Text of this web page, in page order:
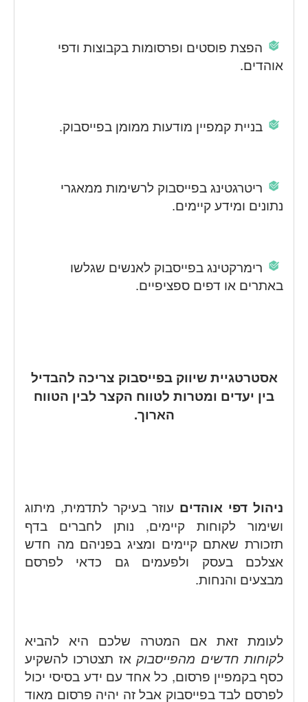
הפצת פוסטים ופרסומות בקבוצות ודפי
אוהדים.
בניית קמפיין מודעות ממומן בפייסבוק.
ריטרגטינג בפייסבוק לרשימות ממאגרי
נתונים ומידע קיימים.
רימרקטינג בפייסבוק לאנשים שגלשו
באתרים או דפים ספציפיים.
אסטרטגיית שיווק בפייסבוק צריכה להבדיל
בין יעדים ומטרות לטווח הקצר לבין הטווח
הארוך.
ניהול דפי אוהדים עוזר בעיקר לתדמית, מיתוג
ושימור לקוחות קיימים, נותן לחברים בדף
תזכורת שאתם קיימים ומציג בפניהם מה חדש
אצלכם בעסק ולפעמים גם כדאי לפרסם
מבצעים והנחות.
לעומת זאת אם המטרה שלכם היא להביא
לקוחות חדשים מהפייסבוק אז תצטרכו להשקיע
כסף בקמפיין פרסום, כל אחד עם ידע בסיסי יכול
לפרסם לבד בפייסבוק אבל זה יהיה פרסום מאוד